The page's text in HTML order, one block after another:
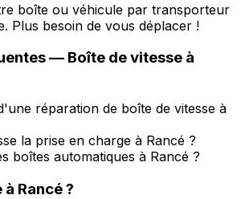
boîte ou véhicule par transporteur
Plus besoin de vous déplacer !
— Boîte de vitesse à
réparation de boîte de vitesse à
la prise en charge à Rancé ?
boîtes automatiques à Rancé ?
à Rancé?